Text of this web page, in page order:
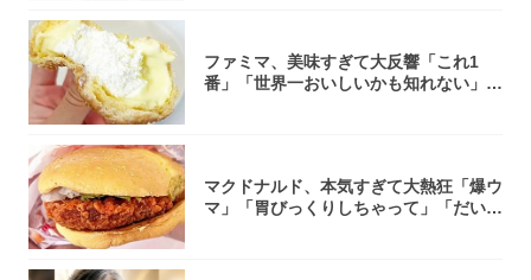
ファミマ、美味すぎて大反響「これ1
番」「世界一おいしいかも知れない」
マクドナルド、本気すぎて大熱狂「爆ウ
マ」「胃びっくりしちゃって」「だいぶ